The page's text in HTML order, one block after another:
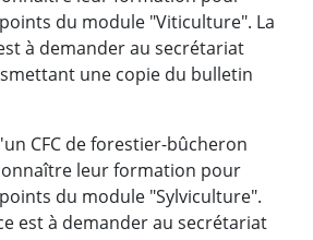
du module "Viticulture". La
à demander au secrétariat
une copie du bulletin
CFC de forestier-bûcheron
leur formation pour
du module "Sylviculture".
est à demander au secrétariat